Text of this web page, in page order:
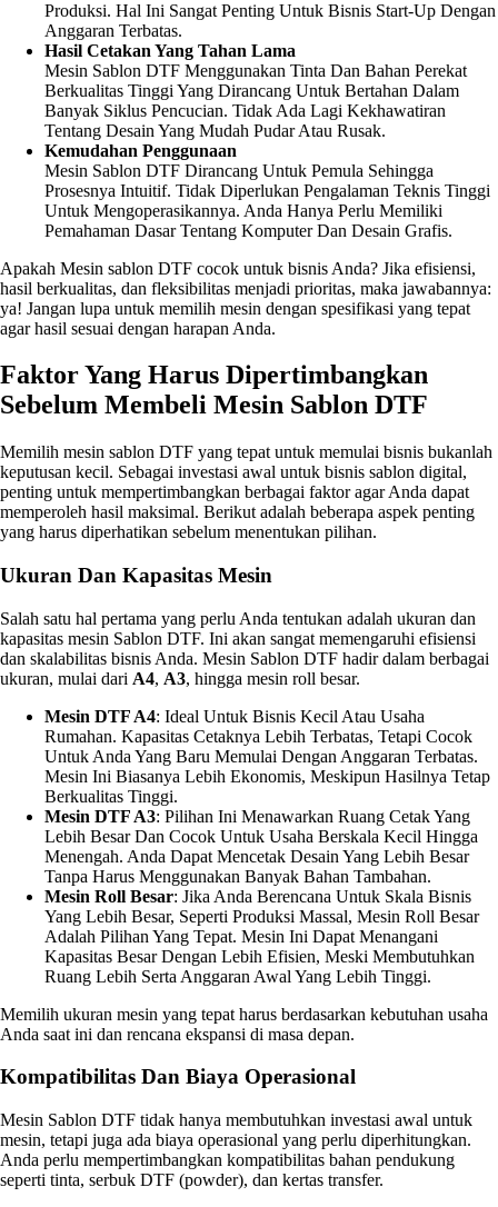
Produksi. Hal Ini Sangat Penting Untuk Bisnis Start-Up Dengan
Anggaran Terbatas.
Hasil Cetakan Yang Tahan Lama
Mesin Sablon DTF Menggunakan Tinta Dan Bahan Perekat
Berkualitas Tinggi Yang Dirancang Untuk Bertahan Dalam
Banyak Siklus Pencucian. Tidak Ada Lagi Kekhawatiran
Tentang Desain Yang Mudah Pudar Atau Rusak.
Kemudahan Penggunaan
Mesin Sablon DTF Dirancang Untuk Pemula Sehingga
Prosesnya Intuitif. Tidak Diperlukan Pengalaman Teknis Tinggi
Untuk Mengoperasikannya. Anda Hanya Perlu Memiliki
Pemahaman Dasar Tentang Komputer Dan Desain Grafis.
Apakah Mesin sablon DTF cocok untuk bisnis Anda? Jika efisiensi,
hasil berkualitas, dan fleksibilitas menjadi prioritas, maka jawabannya:
ya! Jangan lupa untuk memilih mesin dengan spesifikasi yang tepat
agar hasil sesuai dengan harapan Anda.
Faktor Yang Harus Dipertimbangkan
Sebelum Membeli Mesin Sablon DTF
Memilih mesin sablon DTF yang tepat untuk memulai bisnis bukanlah
keputusan kecil. Sebagai investasi awal untuk bisnis sablon digital,
penting untuk mempertimbangkan berbagai faktor agar Anda dapat
memperoleh hasil maksimal. Berikut adalah beberapa aspek penting
yang harus diperhatikan sebelum menentukan pilihan.
Ukuran Dan Kapasitas Mesin
Salah satu hal pertama yang perlu Anda tentukan adalah ukuran dan
kapasitas mesin Sablon DTF. Ini akan sangat memengaruhi efisiensi
dan skalabilitas bisnis Anda. Mesin Sablon DTF hadir dalam berbagai
ukuran, mulai dari A4, A3, hingga mesin roll besar.
Mesin DTF A4: Ideal Untuk Bisnis Kecil Atau Usaha
Rumahan. Kapasitas Cetaknya Lebih Terbatas, Tetapi Cocok
Untuk Anda Yang Baru Memulai Dengan Anggaran Terbatas.
Mesin Ini Biasanya Lebih Ekonomis, Meskipun Hasilnya Tetap
Berkualitas Tinggi.
Mesin DTF A3: Pilihan Ini Menawarkan Ruang Cetak Yang
Lebih Besar Dan Cocok Untuk Usaha Berskala Kecil Hingga
Menengah. Anda Dapat Mencetak Desain Yang Lebih Besar
Tanpa Harus Menggunakan Banyak Bahan Tambahan.
Mesin Roll Besar: Jika Anda Berencana Untuk Skala Bisnis
Yang Lebih Besar, Seperti Produksi Massal, Mesin Roll Besar
Adalah Pilihan Yang Tepat. Mesin Ini Dapat Menangani
Kapasitas Besar Dengan Lebih Efisien, Meski Membutuhkan
Ruang Lebih Serta Anggaran Awal Yang Lebih Tinggi.
Memilih ukuran mesin yang tepat harus berdasarkan kebutuhan usaha
Anda saat ini dan rencana ekspansi di masa depan.
Kompatibilitas Dan Biaya Operasional
Mesin Sablon DTF tidak hanya membutuhkan investasi awal untuk
mesin, tetapi juga ada biaya operasional yang perlu diperhitungkan.
Anda perlu mempertimbangkan kompatibilitas bahan pendukung
seperti tinta, serbuk DTF (powder), dan kertas transfer.